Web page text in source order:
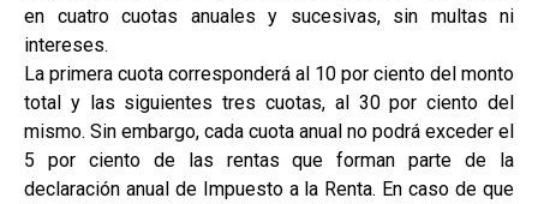
en cuatro cuotas anuales y sucesivas, sin multas ni
intereses.
La primera cuota corresponderá al 10 por ciento del monto
total y las siguientes tres cuotas, al 30 por ciento del
mismo. Sin embargo, cada cuota anual no podrá exceder el
5 por ciento de las rentas que forman parte de la
declaración anual de Impuesto a la Renta. En caso de que